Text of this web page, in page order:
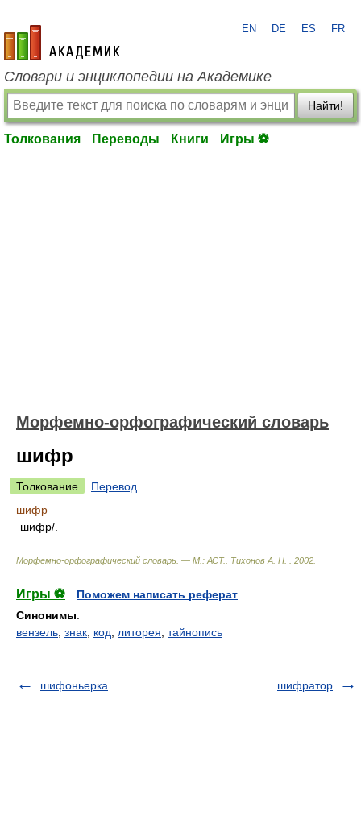
academic.ru
EN DE ES FR
Словари и энциклопедии на Академике
Найти!
Толкования Переводы Книги Игры ⚽
Морфемно-орфографический словарь
шифр
Толкование
Перевод
шифр
шифр/.
Морфемно-орфографический словарь. — М.: АСТ. Тихонов А. Н. 2002
Игры ⚽
Поможем написать реферат
Синонимы:
вензель знак код литорея тайнопись
шифоньерка шифратор